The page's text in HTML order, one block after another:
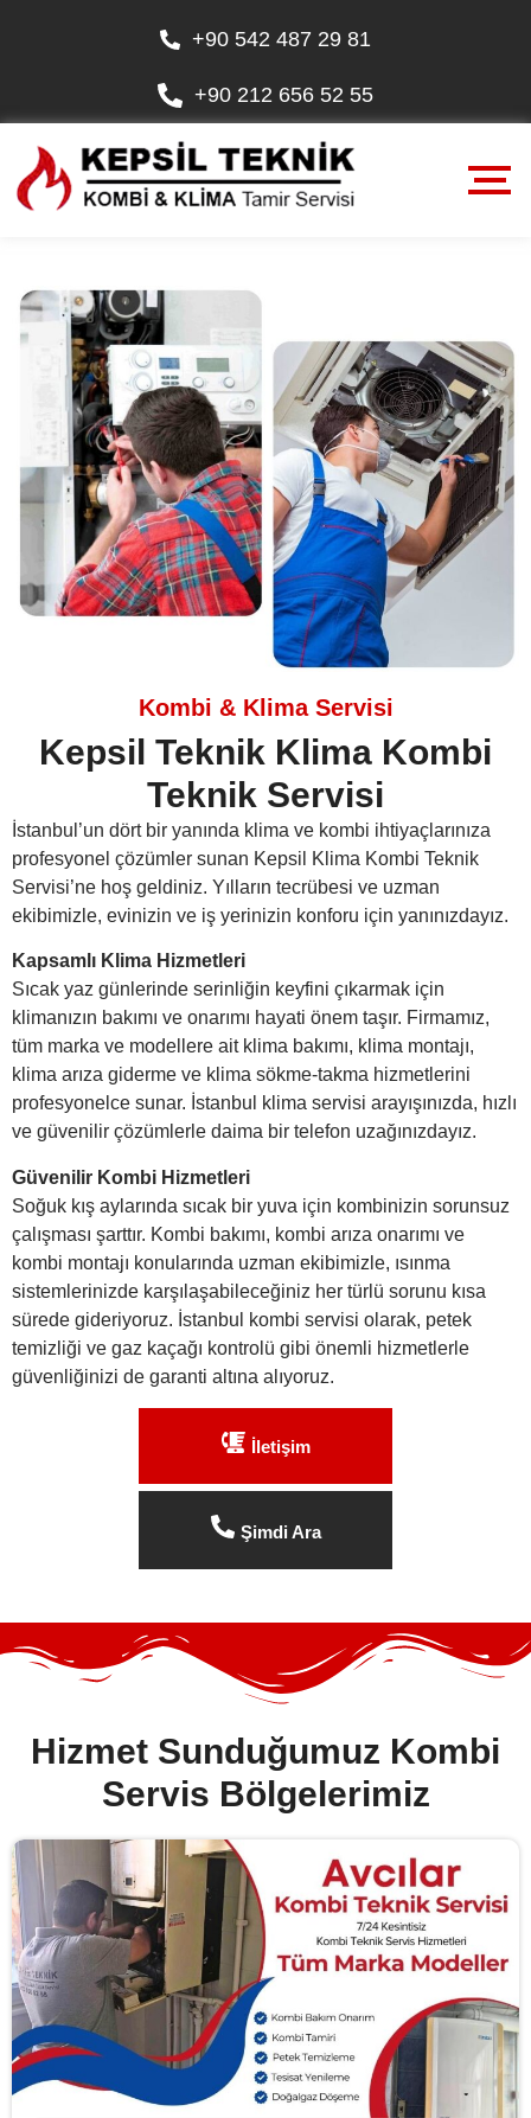
+90 542 487 29 81
+90 212 656 52 55
Kombi & Klima Servisi
Kepsil Teknik Klima Kombi
Teknik Servisi
İstanbul’un dört bir yanında klima ve kombi ihtiyaçlarınıza
profesyonel çözümler sunan Kepsil Klima Kombi Teknik
Servisi’ne hoş geldiniz. Yılların tecrübesi ve uzman
ekibimizle, evinizin ve iş yerinizin konforu için yanınızdayız.
Kapsamlı Klima Hizmetleri
Sıcak yaz günlerinde serinliğin keyfini çıkarmak için
klimanızın bakımı ve onarımı hayati önem taşır. Firmamız,
tüm marka ve modellere ait klima bakımı, klima montajı,
klima arıza giderme ve klima sökme-takma hizmetlerini
profesyonelce sunar. İstanbul klima servisi arayışınızda, hızlı
ve güvenilir çözümlerle daima bir telefon uzağınızdayız.
Güvenilir Kombi Hizmetleri
Soğuk kış aylarında sıcak bir yuva için kombinizin sorunsuz
çalışması şarttır. Kombi bakımı, kombi arıza onarımı ve
kombi montajı konularında uzman ekibimizle, ısınma
sistemlerinizde karşılaşabileceğiniz her türlü sorunu kısa
sürede gideriyoruz. İstanbul kombi servisi olarak, petek
temizliği ve gaz kaçağı kontrolü gibi önemli hizmetlerle
güvenliğinizi de garanti altına alıyoruz.
İletişim
Şimdi Ara
Hizmet Sunduğumuz Kombi
Servis Bölgelerimiz